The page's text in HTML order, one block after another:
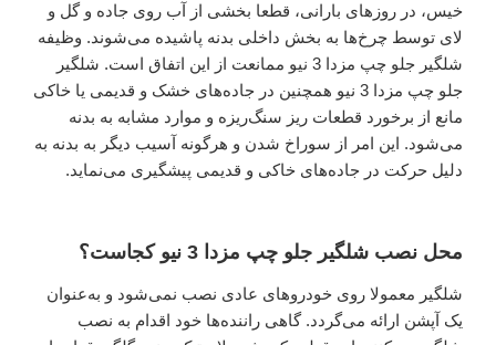
خیس، در روزهای بارانی، قطعا بخشی از آب روی جاده و گل و
لای توسط چرخ‌ها به بخش داخلی بدنه پاشیده می‌شوند. وظیفه
شلگیر جلو چپ مزدا 3 نیو ممانعت از این اتفاق است. شلگیر
جلو چپ مزدا 3 نیو همچنین در جاده‌های خشک و قدیمی یا خاکی
مانع از برخورد قطعات ریز سنگ‌ریزه و موارد مشابه به بدنه
می‌شود. این امر از سوراخ شدن و هرگونه آسیب دیگر به بدنه به
دلیل حرکت در جاده‌های خاکی و قدیمی پیشگیری می‌نماید.
محل نصب شلگیر جلو چپ مزدا 3 نیو کجاست؟
شلگیر معمولا روی خودروهای عادی نصب نمی‌شود و به‌عنوان
یک آپشن ارائه می‌گردد. گاهی راننده‌ها خود اقدام به نصب